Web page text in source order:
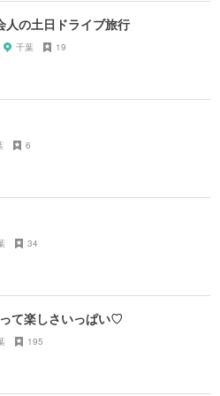
の土日ドライブ旅行
千葉 19
6
34
て楽しさいっぱい♡
195